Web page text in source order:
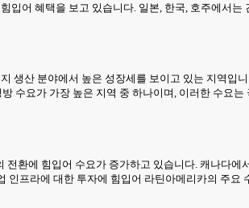
어 혜택을 보고 있습니다. 일본, 한국, 호주에서
생산 분야에서 높은 성장세를 보이고 있는 지역입
수요가 가장 높은 지역 중 하나이며, 이러한 수요
환에 힘입어 수요가 증가하고 있습니다. 캐나다
프라에 대한 투자에 힘입어 라틴아메리카의 주요